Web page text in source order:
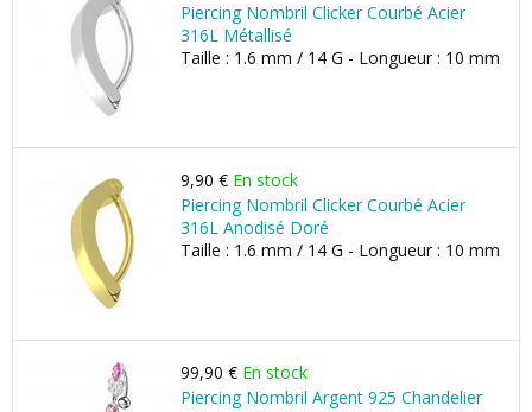
Piercing Nombril Clicker Courbé Acier
316L Métallisé
Taille : 1.6 mm / 14 G - Longueur : 10 mm
9,90 € En stock
Piercing Nombril Clicker Courbé Acier
316L Anodisé Doré
Taille : 1.6 mm / 14 G - Longueur : 10 mm
99,90 € En stock
Piercing Nombril Argent 925 Chandelier